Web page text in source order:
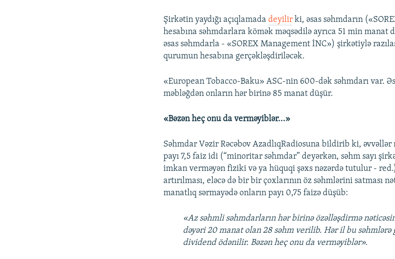
Şirkətin yaydığı açıqlamadadeyilir ki, əsas səhmdarın
hesabına səhmdarlara kömək məqsədilə ayrıca 51 min manat
əsas səhmdarla - «SOREX Management İNC») şirkətiylə
qurumun hesabına gerçəkləşdiriləcək.
«European Tobacco-Baku» ASC-nin 600-dək səhmdarı var.
məbləğdən onların hər birinə 85 manat düşür.
«Bəzən heç onu da verməyiblər...»
Səhmdar Vəzir Rəcəbov AzadlıqRadiosuna bildirib ki,
payı 7,5 faiz idi (“minoritar səhmdar” deyərkən, səhm sayı
imkan verməyən fiziki və ya hüquqi şəxs nəzərdə tutulur -
artırılması, eləcə də bir bir çoxlarının öz səhmlərini satması
manatlıq sərmayədə onların payı 0,75 faizə düşüb:
«Az səhmli səhmdarların hər birinə özəlləşdirmə
dəyəri 20 manat olan 28 səhm verilib. Hər il bu səhmlərə
dividend ödənilir. Bəzən heç onu da verməyiblər».